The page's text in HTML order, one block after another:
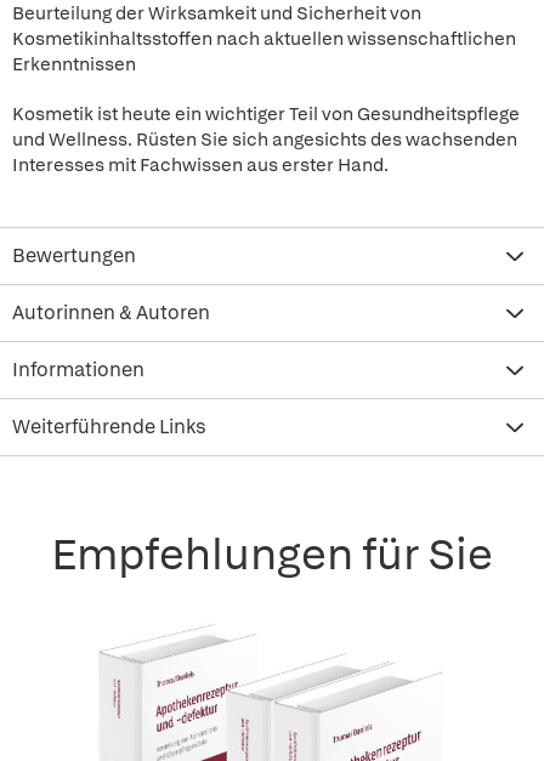
Beurteilung der Wirksamkeit und Sicherheit von
Kosmetikinhaltsstoffen nach aktuellen wissenschaftlichen
Erkenntnissen
Kosmetik ist heute ein wichtiger Teil von Gesundheitspflege
und Wellness. Rüsten Sie sich angesichts des wachsenden
Interesses mit Fachwissen aus erster Hand.
Bewertungen
Autorinnen & Autoren
Informationen
Weiterführende Links
Empfehlungen für Sie